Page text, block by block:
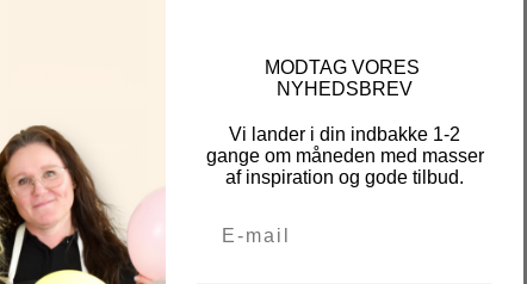
MODTAG VORES
NYHEDSBREV
Vi lander i din indbakke 1-2
gange om måneden med masser
af inspiration og gode tilbud.